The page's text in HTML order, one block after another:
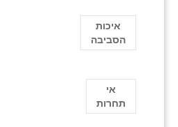
איכות
הסביבה
אי
תחרות